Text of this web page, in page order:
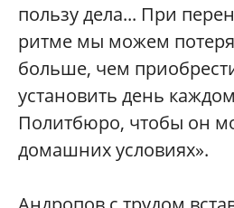
пользу дела... При
ритме мы можем
больше, чем
установить день
Политбюро, чтобы он
домашних условиях».